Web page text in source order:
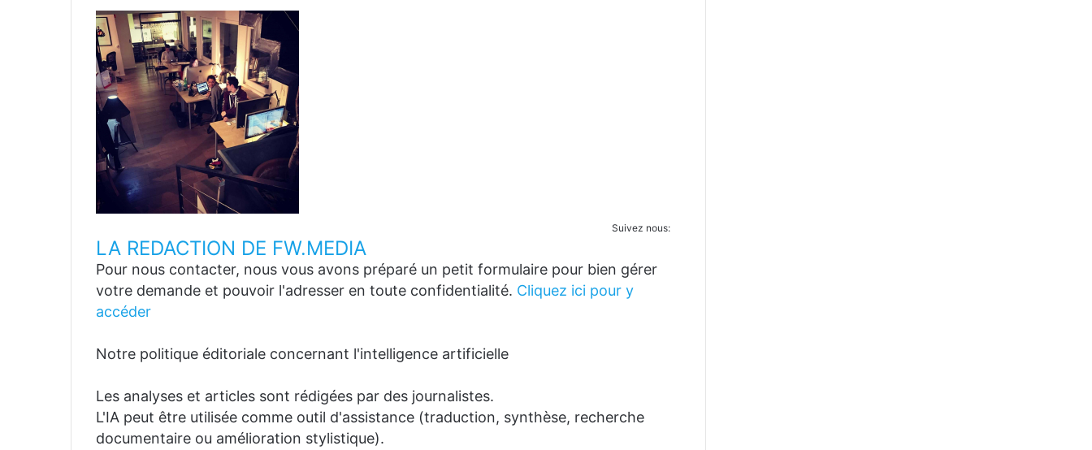
Suivez nous:
LA REDACTION DE FW.MEDIA
Pour nous contacter, nous vous avons préparé un petit formulaire pour bien gérer
votre demande et pouvoir l'adresser en toute confidentialité. Cliquez ici pour y
accéder
Notre politique éditoriale concernant l'intelligence artificielle
Les analyses et articles sont rédigées par des journalistes.
L'IA peut être utilisée comme outil d'assistance (traduction, synthèse, recherche
documentaire ou amélioration stylistique).